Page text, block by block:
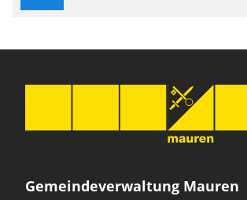
Gemeindeverwaltung Mauren